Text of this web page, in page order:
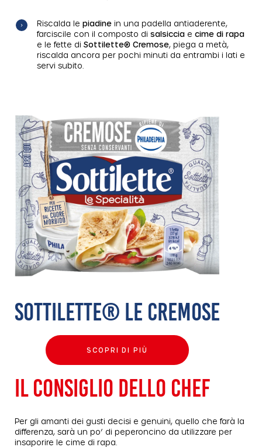
Riscalda le piadine in una padella antiaderente,
farciscile con il composto di salsiccia e cime di rapa
e le fette di Sottilette® Cremose, piega a metà,
riscalda ancora per pochi minuti da entrambi i lati e
servi subito.
SOTTILETTE® LE CREMOSE
SCOPRI DI PIÙ
IL CONSIGLIO DELLO CHEF
Per gli amanti dei gusti decisi e genuini, quello che farà la
differenza, sarà un po’ di peperoncino da utilizzare per
insaporire le cime di rapa.